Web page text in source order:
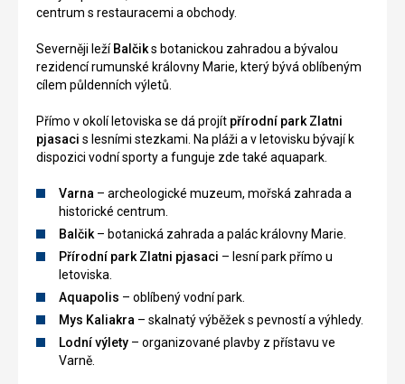
centrum s restauracemi a obchody.
Severněji leží Balčiks botanickou zahradou a bývalou
rezidencí rumunské královny Marie, který bývá oblíbeným
cílem půldenních výletů.
Přímo v okolí letoviska se dá projít přírodní park Zlatni
pjasaci s lesními stezkami. Na pláži a v letovisku bývají k
dispozici vodní sporty a funguje zde také aquapark.
Varna – archeologické muzeum, mořská zahrada a
historické centrum.
Balčik – botanická zahrada a palác královny Marie.
Přírodní park Zlatni pjasaci – lesní park přímo u
letoviska.
Aquapolis – oblíbený vodní park.
Mys Kaliakra – skalnatý výběžek s pevností a výhledy.
Lodní výlety – organizované plavby z přístavu ve
Varně.